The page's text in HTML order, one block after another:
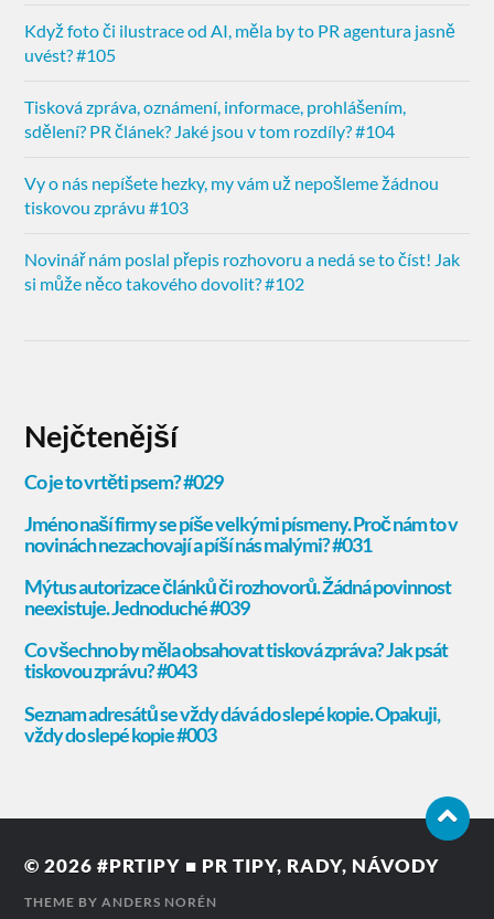
Když foto či ilustrace od AI, měla by to PR agentura jasně
uvést? #105
Tisková zpráva, oznámení, informace, prohlášením,
sdělení? PR článek? Jaké jsou v tom rozdíly? #104
Vy o nás nepíšete hezky, my vám už nepošleme žádnou
tiskovou zprávu #103
Novinář nám poslal přepis rozhovoru a nedá se to číst! Jak
si může něco takového dovolit? #102
Nejčtenější
© 2026#PRTIPY ■ PR TIPY, RADY, NÁVODY
THEME BYANDERS NORÉN